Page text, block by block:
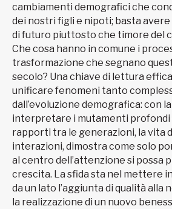
cambiamenti demografici che
dei nostri figli e nipoti; basta
di futuro piuttosto che timore del
Che cosa hanno in comune i
trasformazione che segnano
secolo? Una chiave di lettura
unificare fenomeni tanto
dall’evoluzione demografica: con
interpretare i mutamenti profondi
rapporti tra le generazioni, la vita
interazioni, dimostra come solo
al centro dell’attenzione si possa
crescita. La sfida sta nel mettere
da un lato l’aggiunta di qualità alla
la realizzazione di un nuovo